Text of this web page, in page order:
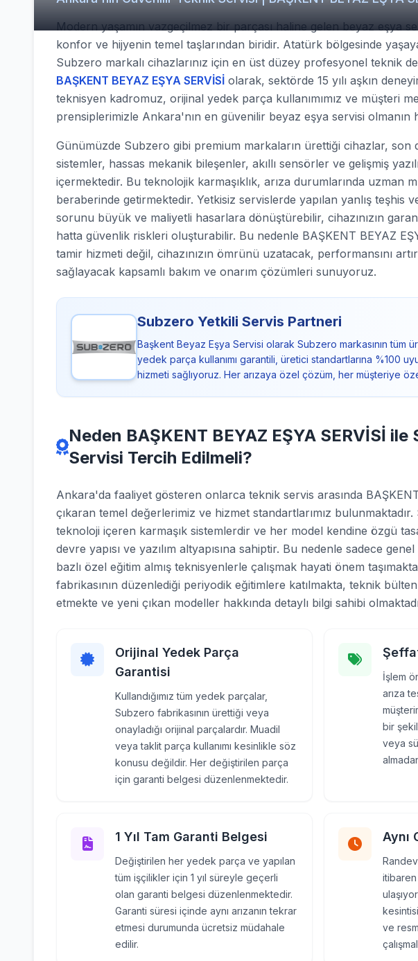
Modern yaşamın vazgeçilmez bir parçası haline gelen beyaz eşya
konfor ve hijyenin temel taşlarından biridir. Atatürk bölgesinde
Subzero markalı cihazlarınız için en üst düzey profesyonel teknik
BAŞKENT BEYAZ EŞYA SERVİSİ olarak, sektörde 15 yılı aşkın
teknisyen kadromuz, orijinal yedek parça kullanımımız ve müşteri
prensiplerimizle Ankara'nın en güvenilir beyaz eşya servisi olmanın
Günümüzde Subzero gibi premium markaların ürettiği cihazlar, son
sistemler, hassas mekanik bileşenler, akıllı sensörler ve gelişmiş
içermektedir. Bu teknolojik karmaşıklık, arıza durumlarında uzman
beraberinde getirmektedir. Yetkisiz servislerde yapılan yanlış teşhis
sorunu büyük ve maliyetli hasarlara dönüştürebilir, cihazınızın
hatta güvenlik riskleri oluşturabilir. Bu nedenle BAŞKENT BEYAZ
tamir hizmeti değil, cihazınızın ömrünü uzatacak, performansını
sağlayacak kapsamlı bakım ve onarım çözümleri sunuyoruz.
Subzero Yetkili Servis Partneri
Başkent Beyaz Eşya Servisi olarak Subzero markasının tüm
yedek parça kullanımı garantili, üretici standartlarına %100
hizmeti sağlıyoruz. Her arızaya özel çözüm, her müşteriye
Neden BAŞKENT BEYAZ EŞYA SERVİSİ
Servisi Tercih Edilmeli?
Ankara'da faaliyet gösteren onlarca teknik servis arasında
çıkaran temel değerlerimiz ve hizmet standartlarımız
teknoloji içeren karmaşık sistemlerdir ve her model kendine özgü
devre yapısı ve yazılım altyapısına sahiptir. Bu nedenle sadece
bazlı özel eğitim almış teknisyenlerle çalışmak hayati önem
fabrikasının düzenlediği periyodik eğitimlere katılmakta, teknik
etmekte ve yeni çıkan modeller hakkında detaylı bilgi sahibi
Orijinal Yedek Parça
Garantisi
Kullandığımız tüm yedek parçalar,
Subzero fabrikasının ürettiği veya
onayladığı orijinal parçalardır. Muadil
veya taklit parça kullanımı kesinlikle söz
konusu değildir. Her değiştirilen parça
için garanti belgesi düzenlenmektedir.
İşlem
arıza
bir
veya
1 Yıl Tam Garanti Belgesi
Değiştirilen her yedek parça ve yapılan
tüm işçilikler için 1 yıl süreyle geçerli
olan garanti belgesi düzenlenmektedir.
Garanti süresi içinde aynı arızanın tekrar
etmesi durumunda ücretsiz müdahale
edilir.
Aynı
ve